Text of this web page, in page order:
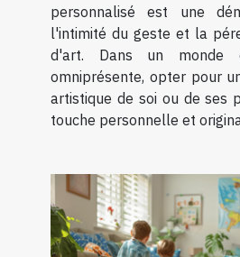
personnalisé est une
l'intimité du geste et la
d'art. Dans un monde
omniprésente, opter pour
artistique de soi ou de ses
touche personnelle et